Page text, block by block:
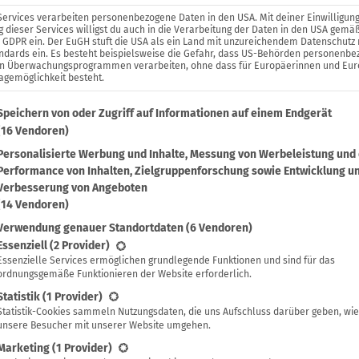
verarbeiten personenbezogene Daten in den USA. Mit deiner
dieser Services willigst du auch in die Verarbeitung der Daten in den USA
GDPR ein. Der EuGH stuft die USA als ein Land mit unzureichendem Datenschutz
ein. Es besteht beispielsweise die Gefahr, dass US-Behörden
Überwachungsprogrammen verarbeiten, ohne dass für Europäerinnen und
besteht.
findest du eine Liste der Zwecke des IAB
von oder Zugriff auf Informationen auf einem Endgerät
Vendoren)
Werbung und Inhalte, Messung von Werbeleistung und
von Inhalten, Zielgruppenforschung sowie Entwicklung
von Angeboten
Vendoren)
genauer Standortdaten(6 Vendoren)
eine Liste der Service-Gruppen, für die eine Einwilligung
(2 Provider)
Services ermöglichen grundlegende Funktionen und sind für das
Funktionieren der Website erforderlich.
(1 Provider)
Cookies sammeln Nutzungsdaten, die uns Aufschluss darüber geben, wie
Besucher mit unserer Website umgehen.
(1 Provider)